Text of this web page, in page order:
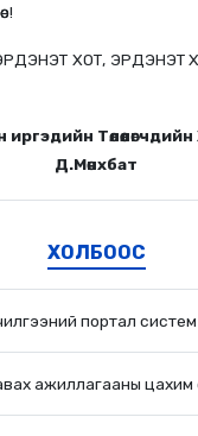
ХОТ, ЭРДЭНЭТ
Д.Мөнхбат
ХОЛБООС
портал систем
ажиллагааны цахим